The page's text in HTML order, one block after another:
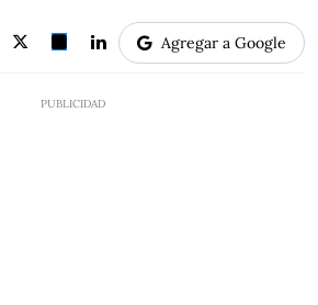
Agregar a Google